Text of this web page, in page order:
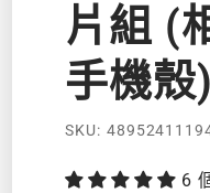
片組 (
手機殼)
功
SKU
6